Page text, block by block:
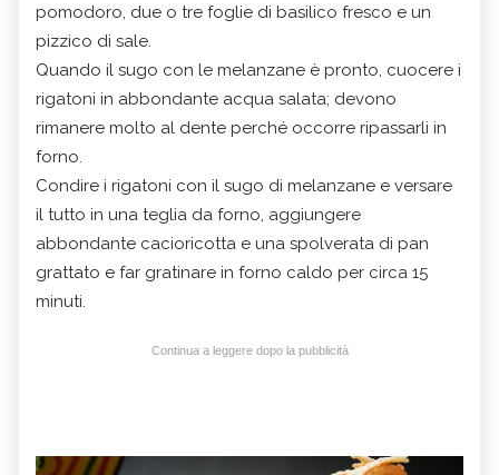
pomodoro, due o tre foglie di basilico fresco e un
pizzico di sale.
Quando il sugo con le melanzane è pronto, cuocere i
rigatoni in abbondante acqua salata; devono
rimanere molto al dente perché occorre ripassarli in
forno.
Condire i rigatoni con il sugo di melanzane e versare
il tutto in una teglia da forno, aggiungere
abbondante cacioricotta e una spolverata di pan
grattato e far gratinare in forno caldo per circa 15
minuti.
Continua a leggere dopo la pubblicità